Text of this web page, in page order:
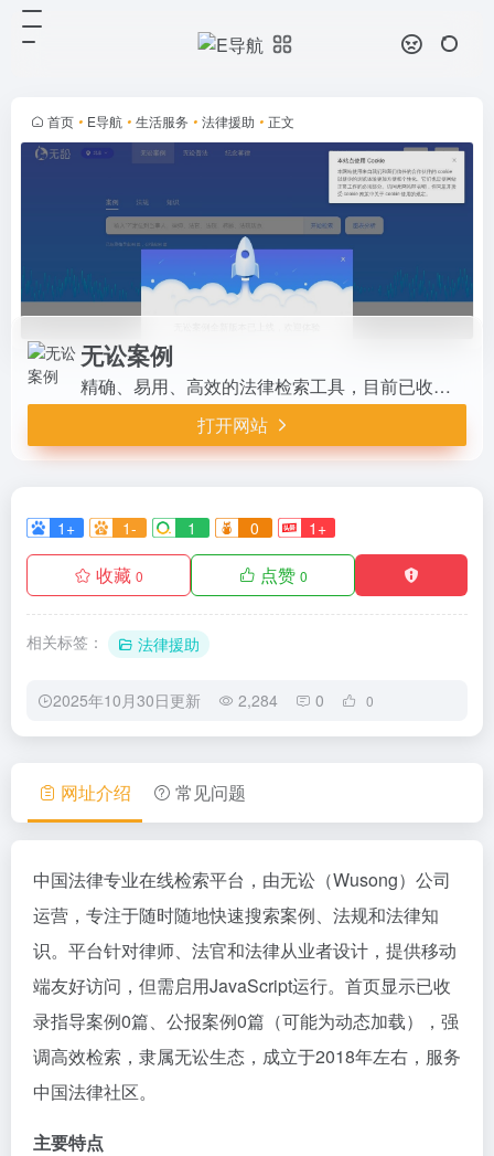
首页 • E导航 • 生活服务 • 法律援助 • 正文
无讼案例
精确、易用、高效的法律检索工具，目前已收录超过9000万份裁判文书及155万条法规，每天持续更新中，通过关键词系统提供优质的搜索体验，已经成为法律人日常工作必不可少的工具。
打开网站
1+ 1- 1 0 1+
收藏 0 点赞 0
相关标签： 法律援助
2025年10月30日更新 2,284 0 0
及155万条法规，每天持续更新中，
通过关键词系统提供优质的搜索体
验，已经成为法律人日常工作必不...
网址介绍 常见问题
中国法律专业在线检索平台，由无讼（Wusong）公司
运营，专注于随时随地快速搜索案例、法规和法律知
识。平台针对律师、法官和法律从业者设计，提供移动
端友好访问，但需启用JavaScript运行。首页显示已收
录指导案例0篇、公报案例0篇（可能为动态加载），强
调高效检索，隶属无讼生态，成立于2018年左右，服务
中国法律社区。
主要特点